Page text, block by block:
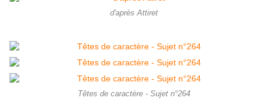
d'après Attiret
Têtes de caractère - Sujet n°264